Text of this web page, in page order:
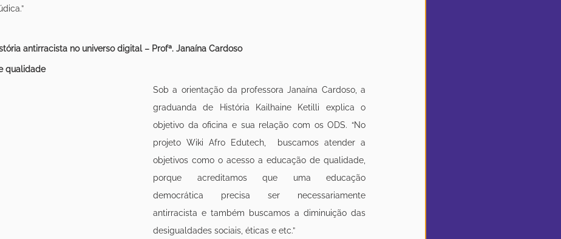
antirracista no universo digital – Profª. Janaína Cardoso
qualidade
Sob a orientação da professora Janaína Cardoso, a
graduanda de História Kailhaine Ketilli explica o
objetivo da oficina e sua relação com os ODS. “No
projeto Wiki Afro Edutech,  buscamos atender a
objetivos como o acesso a educação de qualidade,
porque acreditamos que uma educação
democrática precisa ser necessariamente
antirracista e também buscamos a diminuição das
desigualdades sociais, éticas e etc.”